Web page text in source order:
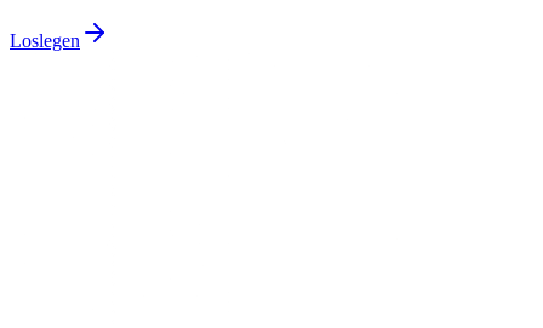
Loslegen